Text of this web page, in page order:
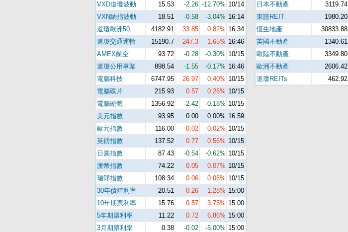
VXD道瓊波動
15.53 -2.26 -12.70% 10/14
VXN納指波動
18.51 -0.58 -3.04% 16:14
道瓊歐洲50
4182.91 33.85 0.82% 16:34
道瓊交通運輸
15190.7 247.3 1.65% 16:46
AMEX航空
93.72 -0.28 -0.30% 10/15
道瓊公用事業
898.54 -1.55 -0.17% 16:46
電腦科技
6747.95 26.97 0.40% 10/15
電腦碟片
215.93 0.57 0.26% 10/15
電腦硬體
1356.92 -2.42 -0.18% 10/15
美元指數
93.95 0.00 0.00% 16:59
歐元指數
116.00 0.02 0.02% 10/15
英鎊指數
137.52 0.77 0.56% 10/15
日圓指數
87.43 -0.54 -0.62% 10/15
澳幣指數
74.22 0.05 0.07% 10/15
瑞郎指數
108.34 0.06 0.06% 10/15
30年債殖利率
20.51 0.26 1.28% 15:00
10年期票利率
15.76 0.57 3.75% 15:00
5年期票利率
11.22 0.72 6.86% 15:00
3月期票利率
0.38 -0.02 -5.00% 15:00
日本不動產
3119.74
東證REIT
1980.20
恆生地產
30833.88
英國不動產
1340.61
歐陸不動產
3349.80
歐洲不動產
2606.42
道瓊REITs
462.92